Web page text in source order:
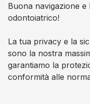
Buona navigazione
odontoiatrico!
La tua privacy e la
sono la nostra
garantiamo la
conformità alle